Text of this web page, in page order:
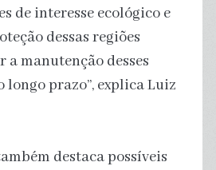
de interesse ecológico e
dessas regiões
manutenção desses
longo prazo”, explica Luiz
destaca possíveis